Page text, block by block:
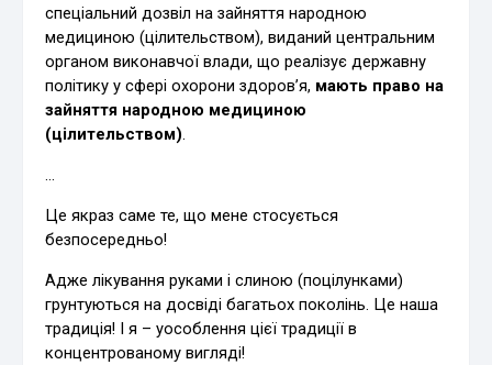
спеціальний дозвіл на зайняття народною
медициною (цілительством), виданий центральним
органом виконавчої влади, що реалізує державну
політику у сфері охорони здоров’я, мають право на
зайняття народною медициною
(цілительством).
…
Це якраз саме те, що мене стосується
безпосередньо!
Адже лікування руками і слиною (поцілунками)
грунтуються на досвіді багатьох поколінь. Це наша
традиція! І я – уособлення цієї традиції в
концентрованому вигляді!